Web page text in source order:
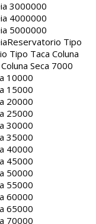
3000000
4000000
5000000
Reservatorio Tipo
Tipo Taca Coluna
Seca 7000
10000
15000
20000
25000
30000
35000
40000
45000
50000
55000
60000
65000
70000